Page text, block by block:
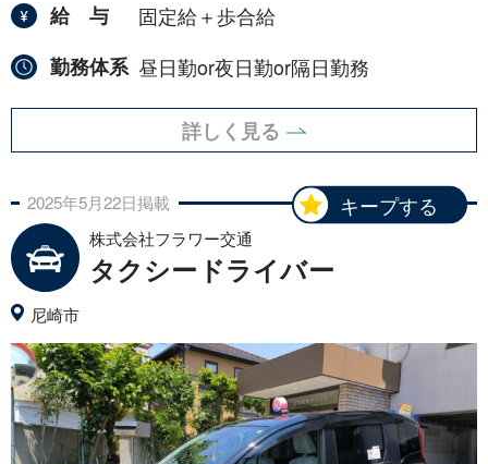
給与
固定給＋歩合給
勤務体系 昼日勤or夜日勤or隔日勤務
詳しく見る
キープする
2025年5月22日掲載
株式会社フラワー交通
タクシードライバー
尼崎市